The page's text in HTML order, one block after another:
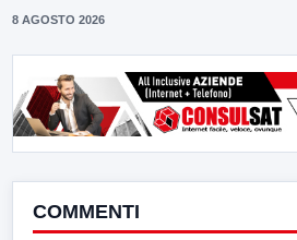
8 AGOSTO 2026
COMMENTI